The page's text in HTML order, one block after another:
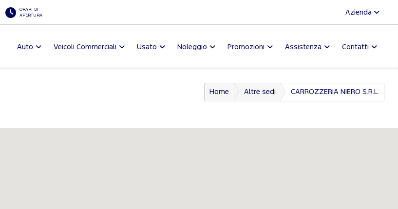
ORARI DI
APERTURA
Azienda
Auto Veicoli Commerciali Usato Noleggio Promozioni Assistenza Contatti
Home Altre sedi CARROZZERIA NIERO S.R.L.